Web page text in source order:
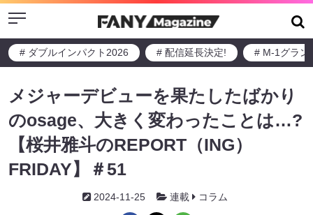
Menu
# ダブルインパクト2026 # 配信延長決定! # M-1グラン
メジャーデビューを果たしたばかり
のosage、大きく変わったことは…?
【桜井雅斗のREPORT（ING）
FRIDAY】＃51
2024-11-25 連載 コラム